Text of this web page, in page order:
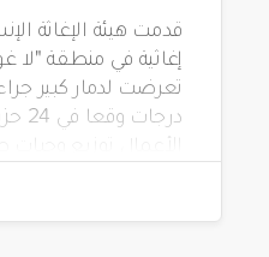
إغاثية في منطقة "لا